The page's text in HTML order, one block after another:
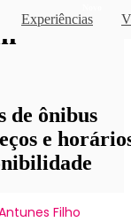
Experiências
de ônibus
e
Filho